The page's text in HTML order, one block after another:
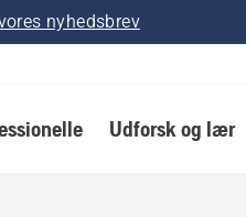
nyhedsbrev
Udforsk og lær